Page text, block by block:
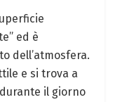
ed è
dell’atmosfera.
e si trova a
il giorno